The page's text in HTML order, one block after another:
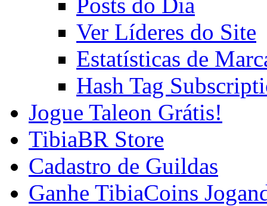
Ver Líderes do Site
Estatísticas de
Hash Tag
Jogue Taleon Grátis!
TibiaBR Store
Cadastro de Guildas
Ganhe TibiaCoins